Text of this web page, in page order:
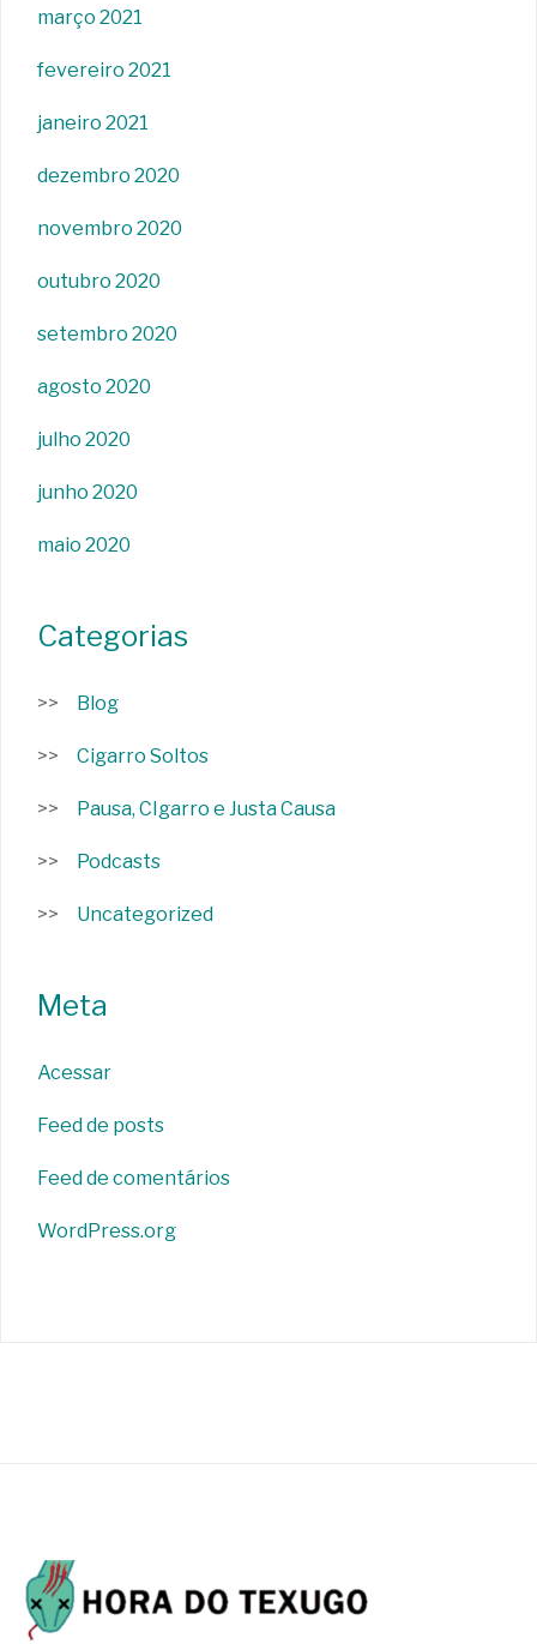
março 2021
fevereiro 2021
janeiro 2021
dezembro 2020
novembro 2020
outubro 2020
setembro 2020
agosto 2020
julho 2020
junho 2020
maio 2020
Categorias
Blog
Cigarro Soltos
Pausa, CIgarro e Justa Causa
Podcasts
Uncategorized
Meta
Acessar
Feed de posts
Feed de comentários
WordPress.org